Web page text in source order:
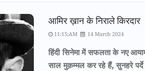
आमिर ख़ान के निराले किरदार
11:15:AM 14 March 2024
हिंदी सिनेमा में सफलता के नए
साल मुक़म्मल कर रहे हैं, सुनहरे